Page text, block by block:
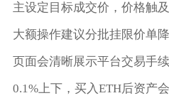
主设定目标成交价，价格触
大额操作建议分批挂限价单
页面会清晰展示平台交易手
0.1%上下，买入ETH后资产